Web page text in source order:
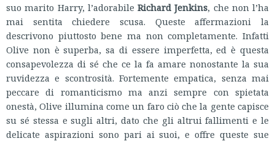
suo marito Harry, l’adorabile Richard Jenkins, che non l’ha
mai sentita chiedere scusa. Queste affermazioni la
descrivono piuttosto bene ma non completamente. Infatti
Olive non è superba, sa di essere imperfetta, ed è questa
consapevolezza di sé che ce la fa amare nonostante la sua
ruvidezza e scontrosità. Fortemente empatica, senza mai
peccare di romanticismo ma anzi sempre con spietata
onestà, Olive illumina come un faro ciò che la gente capisce
su sé stessa e sugli altri, dato che gli altrui fallimenti e le
delicate aspirazioni sono pari ai suoi, e offre queste sue